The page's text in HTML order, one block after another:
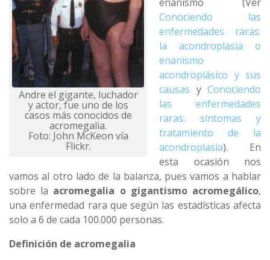
Andre el gigante, luchador
y actor, fue uno de los
casos más conocidos de
acromegalia.
Foto: John McKeon vía
Flickr.
Conociendo las
enfermedades raras:
la acondroplasia o
enanismo
acondroplásico y sus
causas y Conociendo
las enfermedades
raras: síntomas y
tratamiento de la
acondroplasia). En
esta ocasión nos
vamos al otro lado de la balanza, pues vamos a hablar
sobre la acromegalia o gigantismo acromegálico,
una enfermedad rara que según las estadísticas afecta
solo a 6 de cada 100.000 personas.
Definición de acromegalia